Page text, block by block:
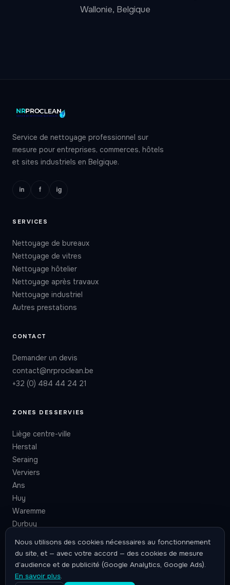
Wallonie, Belgique
Service de nettoyage professionnel sur
mesure pour entreprises, commerces, hôtels
et sites industriels en Belgique.
in f ig
SERVICES
Nettoyage de bureaux
Nettoyage de vitres
Nettoyage hôtelier
Nettoyage après travaux
Nettoyage industriel
Autres prestations
CONTACT
Demander un devis
contact@nrproclean.be
+32 (0) 484 44 24 21
ZONES DESSERVIES
Liège centre-ville
Herstal
Seraing
Verviers
Ans
Huy
Waremme
Durbuy
© 2026 NR PROCLEAN. Tous droits réservés.
Nous utilisons des cookies nécessaires au fonctionnement
du site, et — avec votre accord — des cookies de mesure
d’audience et de publicité (Google Analytics, Google Ads).
En savoir plus.